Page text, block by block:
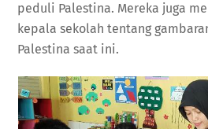
peduli Palestina. Mereka juga
kepala sekolah tentang
Palestina saat ini.